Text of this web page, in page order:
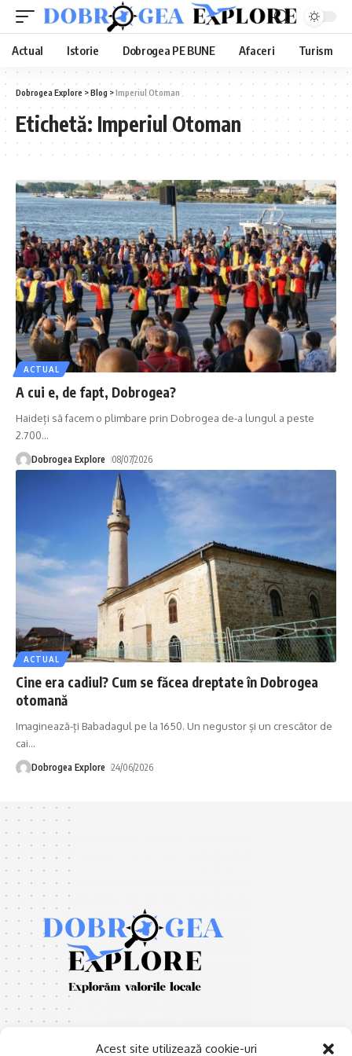
Acest site utilizează cookie-uri
Actual Istorie Dobrogea PE BUNE Afaceri Turism
Dobrogea Explore >Blog >Imperiul Otoman
Etichetă: Imperiul Otoman
ACTUAL
A cui e, de fapt, Dobrogea?
Haideți să facem o plimbare prin Dobrogea de-a lungul a peste
2.700…
Dobrogea Explore 08/07/2026
ACTUAL
Cine era cadiul? Cum se făcea dreptate în Dobrogea
otomană
Imaginează-ți Babadagul pe la 1650. Un negustor și un crescător de
cai…
Dobrogea Explore 24/06/2026